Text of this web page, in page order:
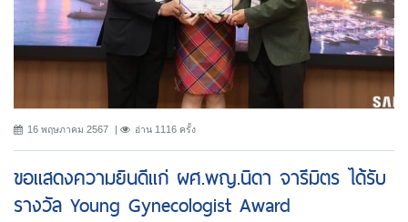
16 พฤษภาคม 2567 อ่าน 1116 ครั้ง
ขอแสดงความยินดีแก่ ผศ.พญ.นิดา จารีมิตร ได้รับ
รางวัล Young Gynecologist Award